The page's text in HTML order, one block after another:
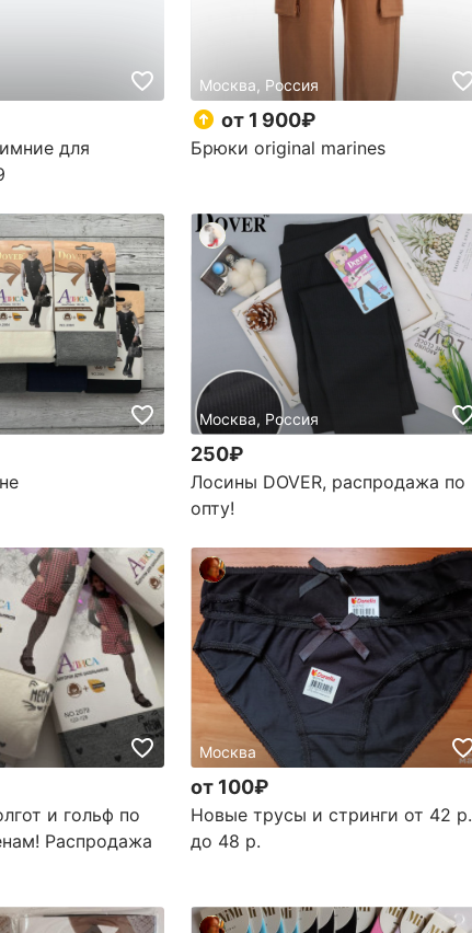
для
Москва, Россия
от 1 900₽
Брюки original marines
Москва, Россия
250₽
Лосины DOVER, распродажа по
опту!
и гольф по
Распродажа
Москва
от 100₽
Новые трусы и стринги от 42 р.
до 48 р.